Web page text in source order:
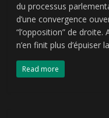
du processus
d’une convergence
“l’opposition” de
n’en finit plus d’épuiser
Read more